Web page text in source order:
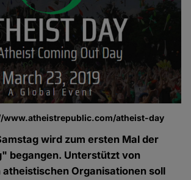
www.atheistrepublic.com/atheist-day
wird zum ersten Mal der
begangen. Unterstützt von
Organisationen soll